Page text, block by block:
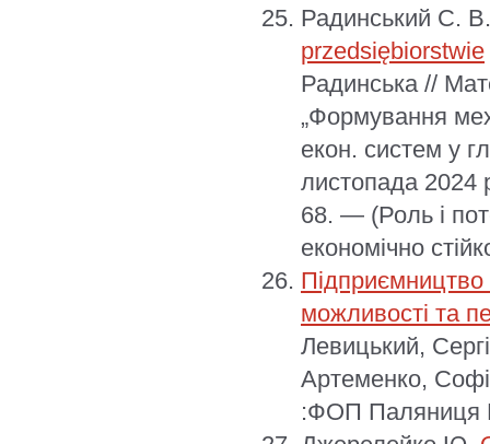
Радинський С.
przedsiębiorstwie
Радинська //
„Формування
екон. систем у
листопада
68. — (Роль і
економічно
Підприємництво
можливості та
Левицький,
Артеменко,
:ФОП Паляниця